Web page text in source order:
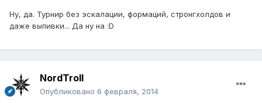
Ну, да. Турнир без эскалации, формаций, стронгхолдов и
даже выпивки... Да ну на :D
NordTroll
Опубликовано 6 февраля, 2014